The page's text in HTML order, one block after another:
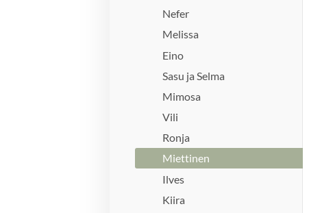
Nefer
Melissa
Eino
Sasu ja Selma
Mimosa
Vili
Ronja
Miettinen
Ilves
Kiira